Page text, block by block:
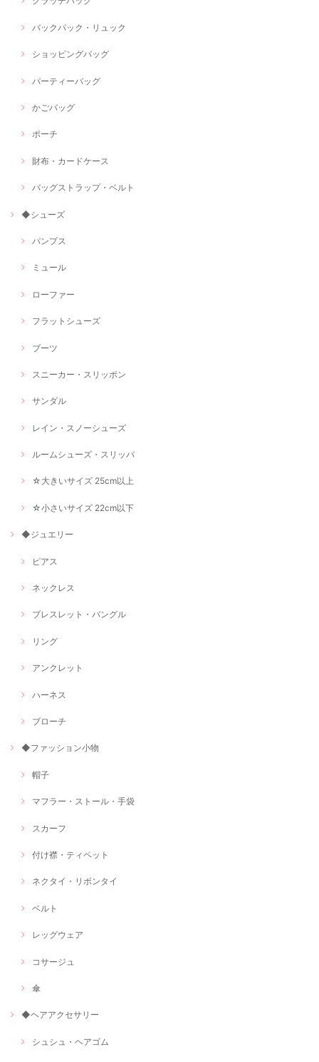
バックパック・リュック
ショッピングバッグ
パーティーバッグ
かごバッグ
ポーチ
財布・カードケース
バッグストラップ・ベルト
◆シューズ
パンプス
ミュール
ローファー
フラットシューズ
ブーツ
スニーカー・スリッポン
サンダル
レイン・スノーシューズ
ルームシューズ・スリッパ
☆大きいサイズ 25cm以上
☆小さいサイズ 22cm以下
◆ジュエリー
ピアス
ネックレス
ブレスレット・バングル
リング
アンクレット
ハーネス
ブローチ
◆ファッション小物
帽子
マフラー・ストール・手袋
スカーフ
付け襟・ティペット
ネクタイ・リボンタイ
ベルト
レッグウェア
コサージュ
傘
◆ヘアアクセサリー
シュシュ・ヘアゴム